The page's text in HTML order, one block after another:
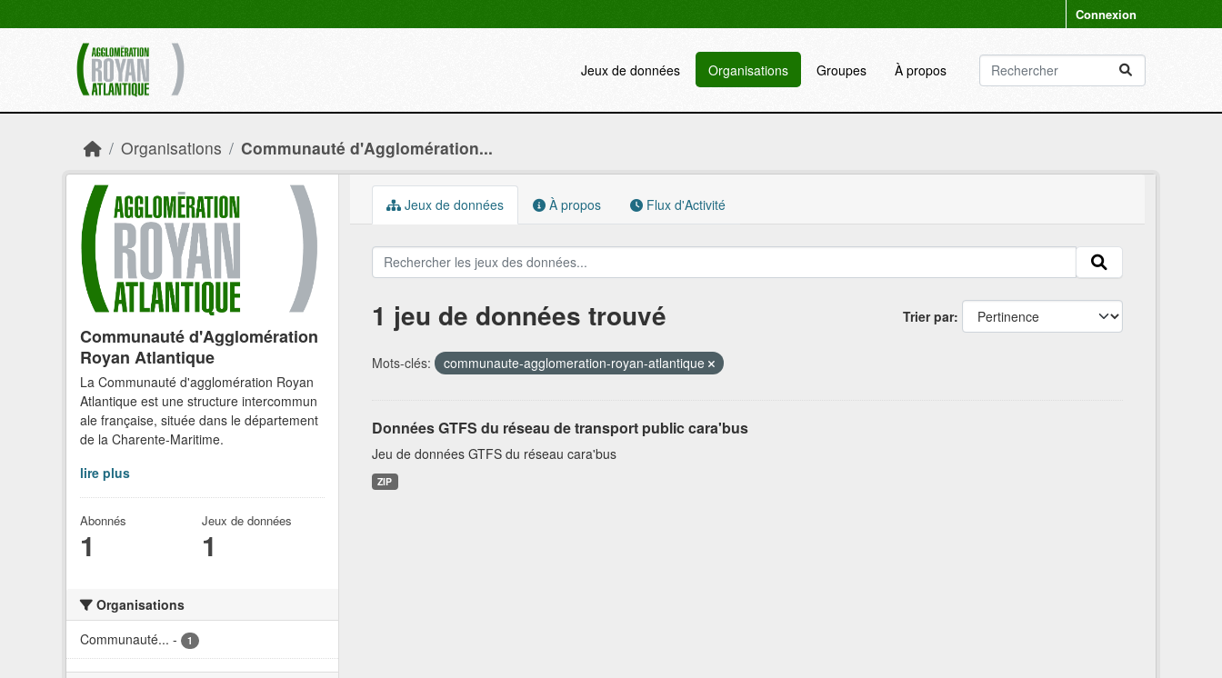
Connexion
Jeux de données Organisations Groupes À propos
Organisations Communauté d'Agglomération...
Communauté d'Agglomération
Royan Atlantique
La Communauté d'agglomération Royan
Atlantique est une structure intercommun
ale française, située dans le département
de la Charente-Maritime.
lire plus
Abonnés
1
Jeux de données
1
Organisations
Communauté... - 1
Jeux de données À propos Flux d'Activité
Trier par
1 jeu de données trouvé
Mots-clés: communaute-agglomeration-royan-atlantique
Données GTFS du réseau de transport public cara'bus
Jeu de données GTFS du réseau cara'bus
ZIP